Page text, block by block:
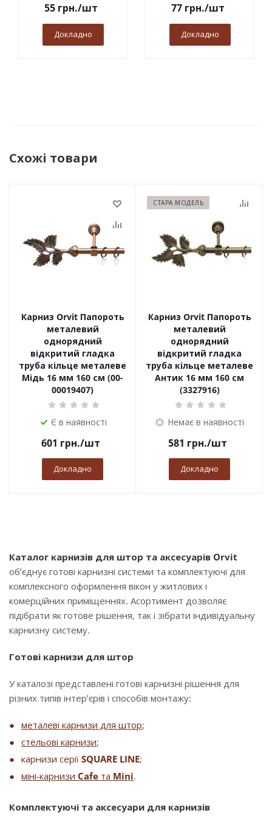
55грн./шт
Докладно
77грн./шт
Докладно
Схожі товари
Карниз Orvit Папороть
металевий
однорядний
відкритий гладка
труба кільце металеве
Мідь 16 мм 160 см (00-
00019407)
Є в наявності
601 грн./шт
Докладно
СТАРА МОДЕЛЬ
Карниз Orvit Папороть
металевий
однорядний
відкритий гладка
труба кільце металеве
Антик 16 мм 160 см
(3327916)
Немає в наявності
581 грн./шт
Докладно
Каталог карнизів для штор та аксесуарів Orvit
об’єднує готові карнизні системи та комплектуючі для
комплексного оформлення вікон у житлових і
комерційних приміщеннях. Асортимент дозволяє
підібрати як готове рішення, так і зібрати індивідуальну
карнизну систему.
Готові карнизи для штор
У каталозі представлені готові карнизні рішення для
різних типів інтер’єрів і способів монтажу:
металеві карнизи для штор;
стельові карнизи;
карнизи серії SQUARE LINE;
міні-карнизи Cafe та Mini.
Комплектуючі та аксесуари для карнизів